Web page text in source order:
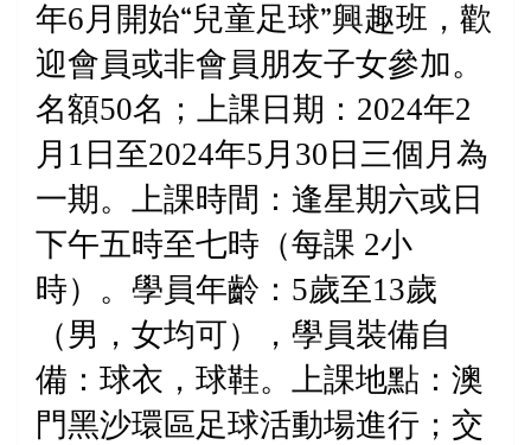
年6月開始“兒童足球”興趣班，歡
迎會員或非會員朋友子女參加。
名額50名；上課日期： 2024年2
月 1 日至2024年5月 30 日三個月為
一期。上課時間：逢星期六或日
下午五時至七時（每課 2小
時）。學員年齡： 5歲至13歲
（男，女均可），學員裝備自
備：球衣，球鞋。上課地點：澳
門黑沙環區足球活動場進行；交